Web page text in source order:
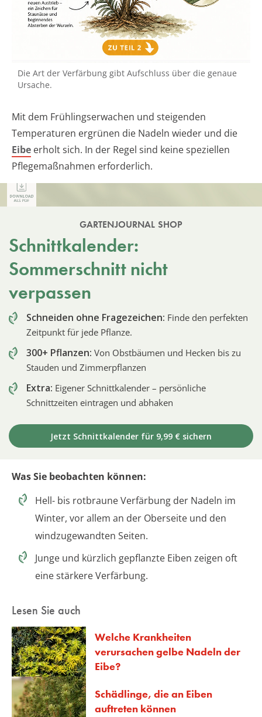
Die Art der Verfärbung gibt Aufschluss über die genaue
Ursache.
Mit dem Frühlingserwachen und steigenden
Temperaturen ergrünen die Nadeln wieder und die
Eibe erholt sich. In der Regel sind keine speziellen
Pflegemaßnahmen erforderlich.
GARTENJOURNAL SHOP
Schnittkalender:
Sommerschnitt nicht
verpassen
Schneiden ohne Fragezeichen: Finde den perfekten
Zeitpunkt für jede Pflanze.
300+ Pflanzen: Von Obstbäumen und Hecken bis zu
Stauden und Zimmerpflanzen
Extra: Eigener Schnittkalender – persönliche
Schnittzeiten eintragen und abhaken
Jetzt Schnittkalender für 9,99 € sichern
Was Sie beobachten können:
Hell- bis rotbraune Verfärbung der Nadeln im
Winter, vor allem an der Oberseite und den
windzugewandten Seiten.
Junge und kürzlich gepflanzte Eiben zeigen oft
eine stärkere Verfärbung.
Lesen Sie auch
Welche Krankheiten
verursachen gelbe Nadeln der
Eibe?
Schädlinge, die an Eiben
auftreten können